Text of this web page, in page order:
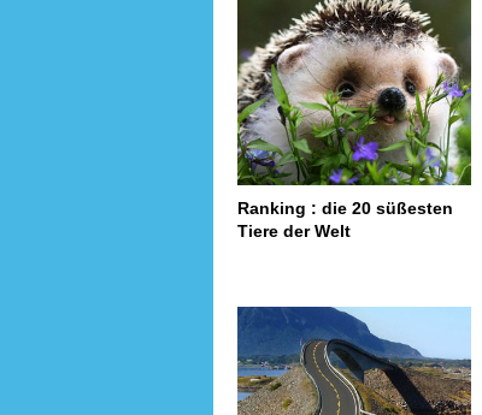
Ranking : die 20 süßesten
Tiere der Welt